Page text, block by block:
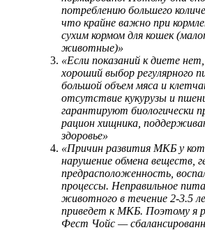
потреблению большего
что крайне важно при
сухим кормом для кошек
животные)»
«Если показаний к диете
хороший выбор регулярного
большой объем мяса и
отсутствие кукурузы и
гарантируют биологически
рацион хищника,
здоровье»
«Причин развития МКБ у
нарушение обмена веществ,
предрасположенность,
процессы. Неправильное
животного в течение 2-3.5
приведет к МКБ. Поэтому я
Фест Чойс —